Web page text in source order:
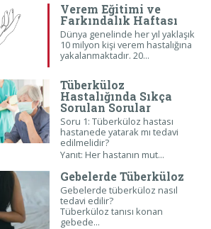
Verem Eğitimi ve
Farkındalık Haftası
Dünya genelinde her yıl yaklaşık
10 milyon kişiverem hastalığına
yakalanmaktadır. 20...
Tüberküloz
Hastalığında Sıkça
Sorulan Sorular
Soru 1: Tüberküloz hastası
hastanede yatarak mı tedavi
edilmelidir?
Yanıt: Her hastanın mut...
Gebelerde Tüberküloz
Gebelerde tüberküloz nasıl
tedavi edilir?
Tüberküloz tanısı konan
gebede...